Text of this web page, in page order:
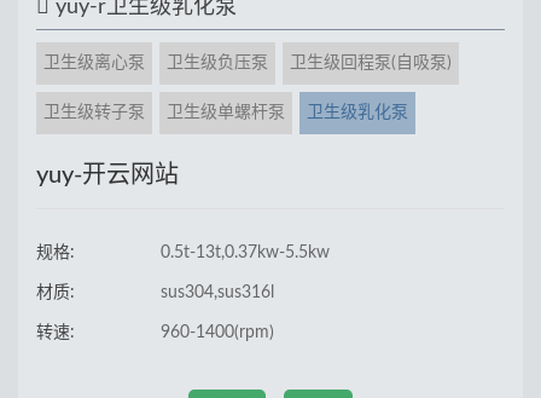
yuy-r卫生级乳化泵
卫生级离心泵 卫生级负压泵 卫生级回程泵(自吸泵)
卫生级转子泵 卫生级单螺杆泵 卫生级乳化泵
yuy-开云网站
规格: 0.5t-13t,0.37kw-5.5kw
材质: sus304,sus316l
转速: 960-1400(rpm)